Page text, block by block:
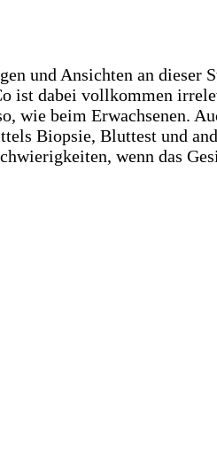
und Ansichten an
ist dabei vollkommen
wie beim Erwachsenen.
Biopsie, Bluttest und
wenn das